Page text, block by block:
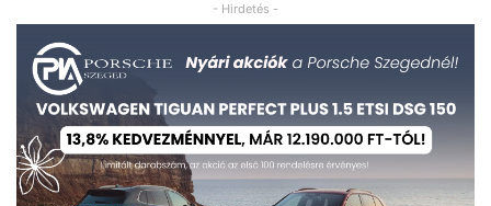
- Hirdetés -